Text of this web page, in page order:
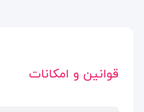
قوانین و امکانات